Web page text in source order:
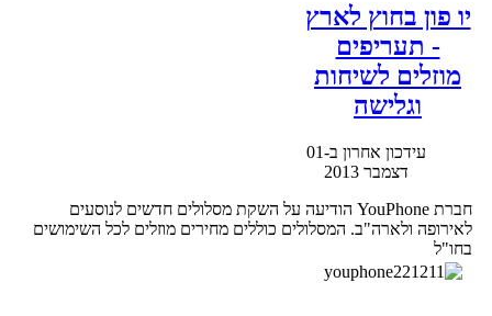
יו פון בחוץ לארץ
- תעריפים
מוזלים לשיחות
וגלישה
עידכון אחרון ב-01
דצמבר 2013
חברת YouPhone הודיעה על השקת מסלולים חדשים לנוסעים
לאירופה ולארה"ב. המסלולים כוללים מחירים מוזלים לכל השימושים
בחו"ל